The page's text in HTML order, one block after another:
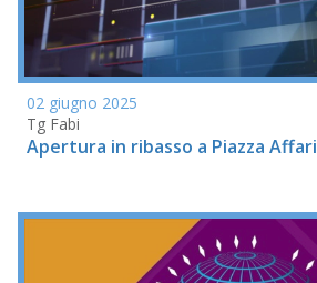
02 giugno 2025
Tg Fabi
Apertura in ribasso a Piazza Affari